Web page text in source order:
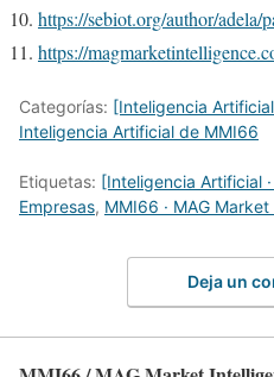
https://sebiot.org/author/adela/
https://
Categorías: [Inteligencia
Inteligencia Artificial de MMI66
Etiquetas: [Inteligencia Artificial
Empresas, MMI66 · MAG
Deja un